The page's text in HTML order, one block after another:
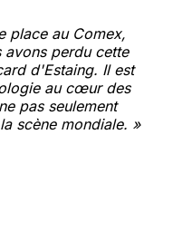
place au Comex,
avons perdu cette
d'Estaing. Il est
au cœur des
pas seulement
scène mondiale. »